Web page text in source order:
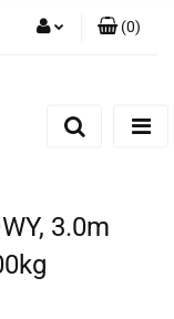
(0)
3.0m